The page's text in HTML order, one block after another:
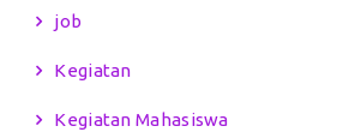
job
Kegiatan
Kegiatan Mahasiswa